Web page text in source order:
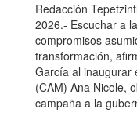
Redacción
2026.- Escuchar a
compromisos
transformación,
García al inaugurar
(CAM) Ana Nicole,
campaña a la